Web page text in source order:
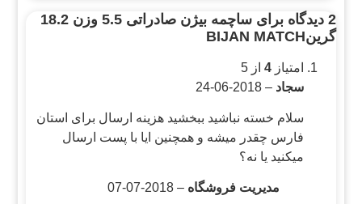
2 دیدگاه برای
ساچمه بیژن صادراتی 5.5 وزن 18.2
گرینBIJAN MATCH
امتیاز4 از 5
سجاد–
2018-06-24
سلام خسته نباشید ببخشید هزینه ارسال برای استان
فارس چقدر میشه و همچنین ایا با پست ارسال
میکنید یا نه؟
مدیریت فروشگاه–
2018-07-07